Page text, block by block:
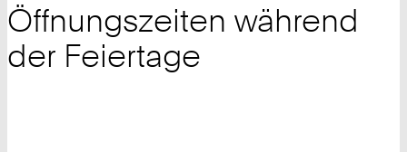
Öffnungszeiten während
der Feiertage